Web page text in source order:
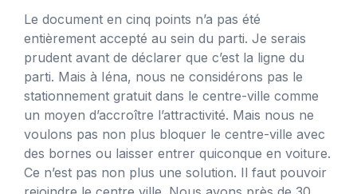
Le document en cinq points n’a pas été
entièrement accepté au sein du parti. Je serais
prudent avant de déclarer que c’est la ligne du
parti. Mais à Iéna, nous ne considérons pas le
stationnement gratuit dans le centre-ville comme
un moyen d’accroître l’attractivité. Mais nous ne
voulons pas non plus bloquer le centre-ville avec
des bornes ou laisser entrer quiconque en voiture.
Ce n’est pas non plus une solution. Il faut pouvoir